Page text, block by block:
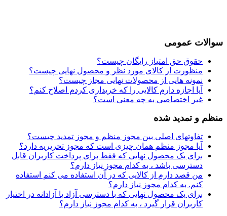
سوالات عمومی
حقوق حق امتیاز رایگان چیست؟
منظورت از کالای مورد نظر و محصول نهایی چیست؟
نمونه هایی از محصولات نهایی مجاز چیست؟
آیا اجازه دارم کالایی را که خریداری کردم اصلاح کنم؟
غیر اختصاصی به چه معنی است؟
منظم و تمدید شده
تفاوتهای اصلی بین مجوز منظم و مجوز تمدید چیست؟
آیا مجوز منظم همان چیزی است که مجوز تحریریه دارد؟
برای یک محصول نهایی که فقط برای پرداخت کاربران قابل
دسترسی باشد ، به کدام مجوز نیاز دارم؟
من قصد دارم از کالایی که در آن استفاده می کنم استفاده
کنم. به کدام مجوز نیاز دارم؟
برای یک محصول نهایی که با دسترسی آزاد یا آزادانه در اختیار
کاربران قرار گیرد ، به کدام مجوز نیاز دارم؟